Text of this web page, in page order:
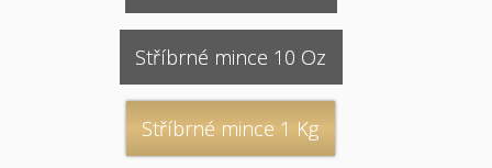
Stříbrné mince 10 Oz
Stříbrné mince 1 Kg